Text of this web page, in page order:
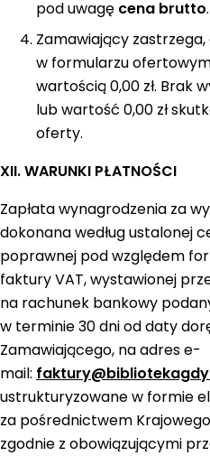
pod uwagę cena brutto.
Zamawiający
w formularzu
wartością 0,00 zł. Brak
lub wartość 0,00 zł
oferty.
XII. WARUNKI PŁATNOŚCI
Zapłata wynagrodzenia za
dokonana według ustalonej
poprawnej pod względem
faktury VAT, wystawionej
na rachunek bankowy
w terminie 30 dni od daty
Zamawiającego, na adres e-
mail:
ustrukturyzowane w formie
za pośrednictwem
zgodnie z obowiązującymi